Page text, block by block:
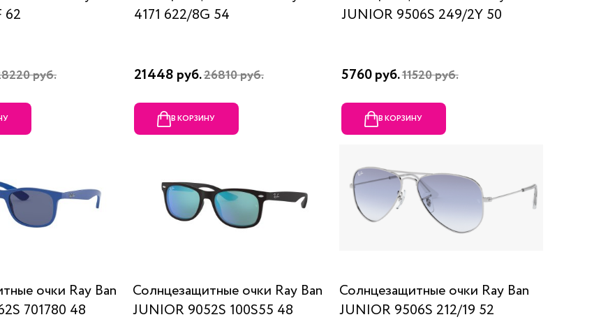
62
руб.
4171 622/8G 54
21448 руб.26810 руб.
В КОРЗИНУ
JUNIOR 9506S 249/2Y 50
5760 руб.11520 руб.
В КОРЗИНУ
очки Ray Ban
701780 48
Солнцезащитные очки Ray Ban
JUNIOR 9052S 100S55 48
Солнцезащитные очки Ray Ban
JUNIOR 9506S 212/19 52